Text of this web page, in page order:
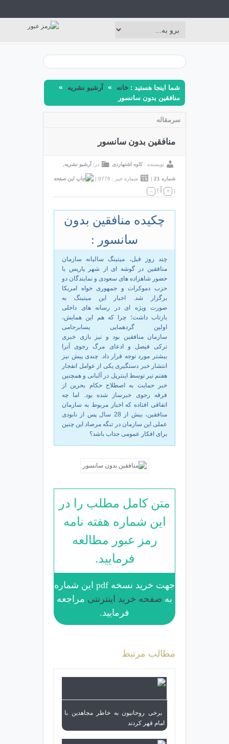
شما اینجا هستید : خانه » آرشیو نشریه »
منافقین بدون سانسور
سرمقاله
منافقین بدون سانسور
نویسنده : کاوه اشتهاردی در: آرشیو نشریه
شماره 21 | شماره خبر : 9776 |
|
+ آ آ -
چکیده منافقین بدون
سانسور :
چند روز قبل، میتینگ سالیانه سازمان
منافقین در گوشه ای از شهر پاریس با
حضور شاهزاده های سعودی و نمایندگان دو
حزب دموکرات و جمهوری خواه امریکا
برگزار شد. اخبار این میتینگ به
صورت ویژه ای در رسانه های داخلی
بازتاب داشت؛ چرا که هم این همایش،
اولین گردهمایی پسابرجامی
سازمان منافقین بود و نیز بازی خبری
ترکی فیصل و ادعای مرگ رجوی آنرا
بیشتر مورد توجه قرار داد. چندی پیش نیز
انتشار خبر دستگیری یکی از عوامل انفجار
هفتم تیر توسط اینترپل در آلبانی و همچنین
خبر حمایت به اصطلاح حکام بحرین از
فرقه رجوی خبرساز شده بود. اما چه
اتفاقی افتاده که اخبار مربوط به سازمان
منافقین، بیش از 28 سال پس از نابودی
عملی این سازمان در تنگه مرصاد این چنین
برای افکار عمومی جذاب باشد؟
متن کامل مطلب را در
این شماره هفته نامه
رمز عبور مطالعه
فرمایید.
جهت خرید نسخه pdf این شماره
به صفحه خرید اینترنتی مراجعه
فرمایید.
مطالب مرتبط
برخی روحانیون به خاطر مجاهدین با
امام قهر کردند